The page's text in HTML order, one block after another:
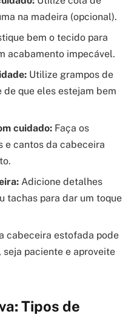
na madeira (opcional).
bem o tecido para
acabamento impecável.
Utilize grampos de
que eles estejam bem
cuidado: Faça os
e cantos da cabeceira
Adicione detalhes
tachas para dar um toque
cabeceira estofada pode
seja paciente e aproveite
Tipos de